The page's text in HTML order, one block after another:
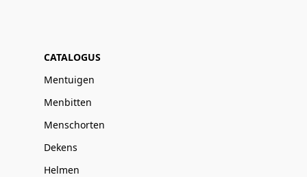
CATALOGUS
Mentuigen
Menbitten
Menschorten
Dekens
Helmen